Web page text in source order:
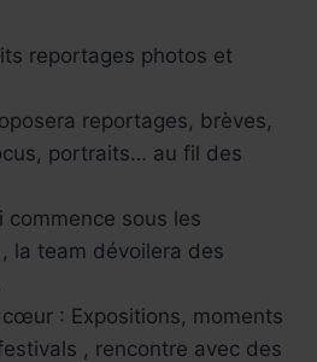
reportages photos et
reportages, brèves,
portraits… au fil des
commence sous les
la team dévoilera des
: Expositions, moments
, rencontre avec des